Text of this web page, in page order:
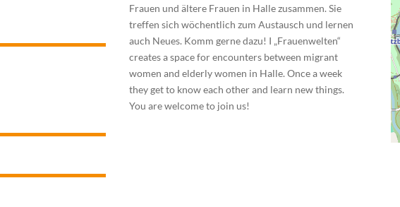
Frauen und ältere Frauen in Halle zusammen. Sie
treffen sich wöchentlich zum Austausch und lernen
auch Neues. Komm gerne dazu! I „Frauenwelten“
creates a space for encounters between migrant
women and elderly women in Halle. Once a week
they get to know each other and learn new things.
You are welcome to join us!